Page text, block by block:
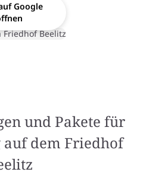
Google
und Pakete für
auf dem Friedhof